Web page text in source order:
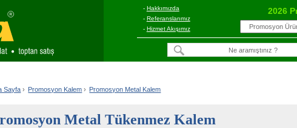
- Hakkımızda
- Referanslarımız
- Hizmet Akışımız
2026
Sayfa › Promosyon Kalem › Promosyon Metal Kalem
Metal Tükenmez Kalem